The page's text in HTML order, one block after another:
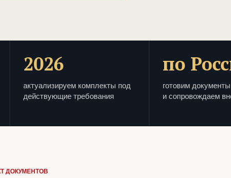
2026
актуализируем комплекты под
действующие требования
по
готовим
и сопровождаем
ДОКУМЕНТОВ